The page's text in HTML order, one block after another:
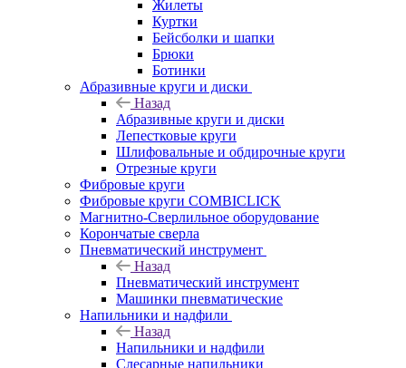
Жилеты
Куртки
Бейсболки и шапки
Брюки
Ботинки
Абразивные круги и диски
Назад
Абразивные круги и диски
Лепестковые круги
Шлифовальные и обдирочные круги
Отрезные круги
Фибровые круги
Фибровые круги COMBICLICK
Магнитно-Сверлильное оборудование
Корончатые сверла
Пневматический инструмент
Назад
Пневматический инструмент
Машинки пневматические
Напильники и надфили
Назад
Напильники и надфили
Слесарные напильники